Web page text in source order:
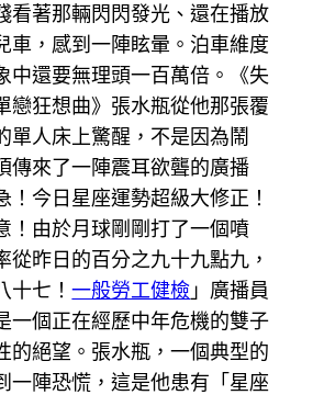
看著那輛閃閃發光、還在播放
車，感到一陣眩暈。泊車維度
中還要無理頭一百萬倍。《失
戀狂想曲》張水瓶從他那張覆
單人床上驚醒，不是因為鬧
傳來了一陣震耳欲聾的廣播
！今日星座運勢超級大修正！
！由於月球剛剛打了一個噴
從昨日的百分之九十九點九，
十七！一般勞工健檢 」廣播員
一個正在經歷中年危機的雙子
的絕望。張水瓶，一個典型的
一陣恐慌，這是他患有「星座